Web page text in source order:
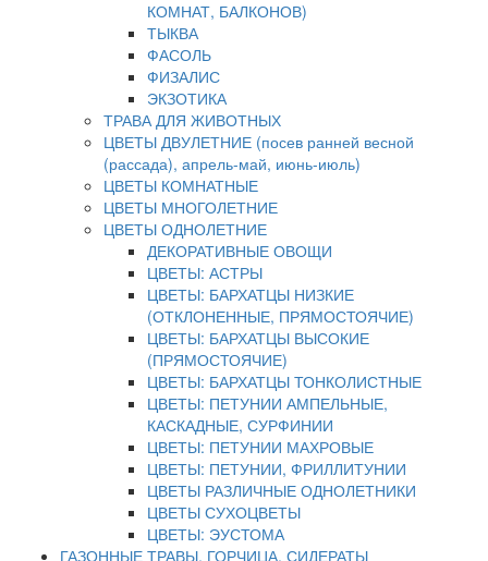
КОМНАТ, БАЛКОНОВ)
ТЫКВА
ФАСОЛЬ
ФИЗАЛИС
ЭКЗОТИКА
ТРАВА ДЛЯ ЖИВОТНЫХ
ЦВЕТЫ ДВУЛЕТНИЕ (посев ранней весной
(рассада), апрель-май, июнь-июль)
ЦВЕТЫ КОМНАТНЫЕ
ЦВЕТЫ МНОГОЛЕТНИЕ
ЦВЕТЫ ОДНОЛЕТНИЕ
ДЕКОРАТИВНЫЕ ОВОЩИ
ЦВЕТЫ: АСТРЫ
ЦВЕТЫ: БАРХАТЦЫ НИЗКИЕ
(ОТКЛОНЕННЫЕ, ПРЯМОСТОЯЧИЕ)
ЦВЕТЫ: БАРХАТЦЫ ВЫСОКИЕ
(ПРЯМОСТОЯЧИЕ)
ЦВЕТЫ: БАРХАТЦЫ ТОНКОЛИСТНЫЕ
ЦВЕТЫ: ПЕТУНИИ АМПЕЛЬНЫЕ,
КАСКАДНЫЕ, СУРФИНИИ
ЦВЕТЫ: ПЕТУНИИ МАХРОВЫЕ
ЦВЕТЫ: ПЕТУНИИ, ФРИЛЛИТУНИИ
ЦВЕТЫ РАЗЛИЧНЫЕ ОДНОЛЕТНИКИ
ЦВЕТЫ СУХОЦВЕТЫ
ЦВЕТЫ: ЭУСТОМА
ГАЗОННЫЕ ТРАВЫ, ГОРЧИЦА, СИДЕРАТЫ